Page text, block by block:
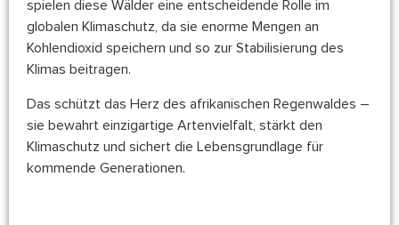
spielen diese Wälder eine entscheidende Rolle im
globalen Klimaschutz, da sie enorme Mengen an
Kohlendioxid speichern und so zur Stabilisierung des
Klimas beitragen.
Das schützt das Herz des afrikanischen Regenwaldes –
sie bewahrt einzigartige Artenvielfalt, stärkt den
Klimaschutz und sichert die Lebensgrundlage für
kommende Generationen.